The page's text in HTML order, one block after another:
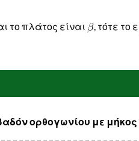
το πλάτος είναι , τότε το
ορθογωνίου με μήκος